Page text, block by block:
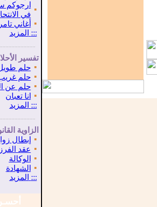
▪
ارجوكم
في
▪ أغاني تامر
::: المزيد
تفسير
▪ حلم
▪ حلم
▪ حلم عن
▪
انا تعبان
::: المزيد
الزاوية
▪
إبطال
▪ عقد
▪
الوكالة
▪
الشهادة
::: المزيد